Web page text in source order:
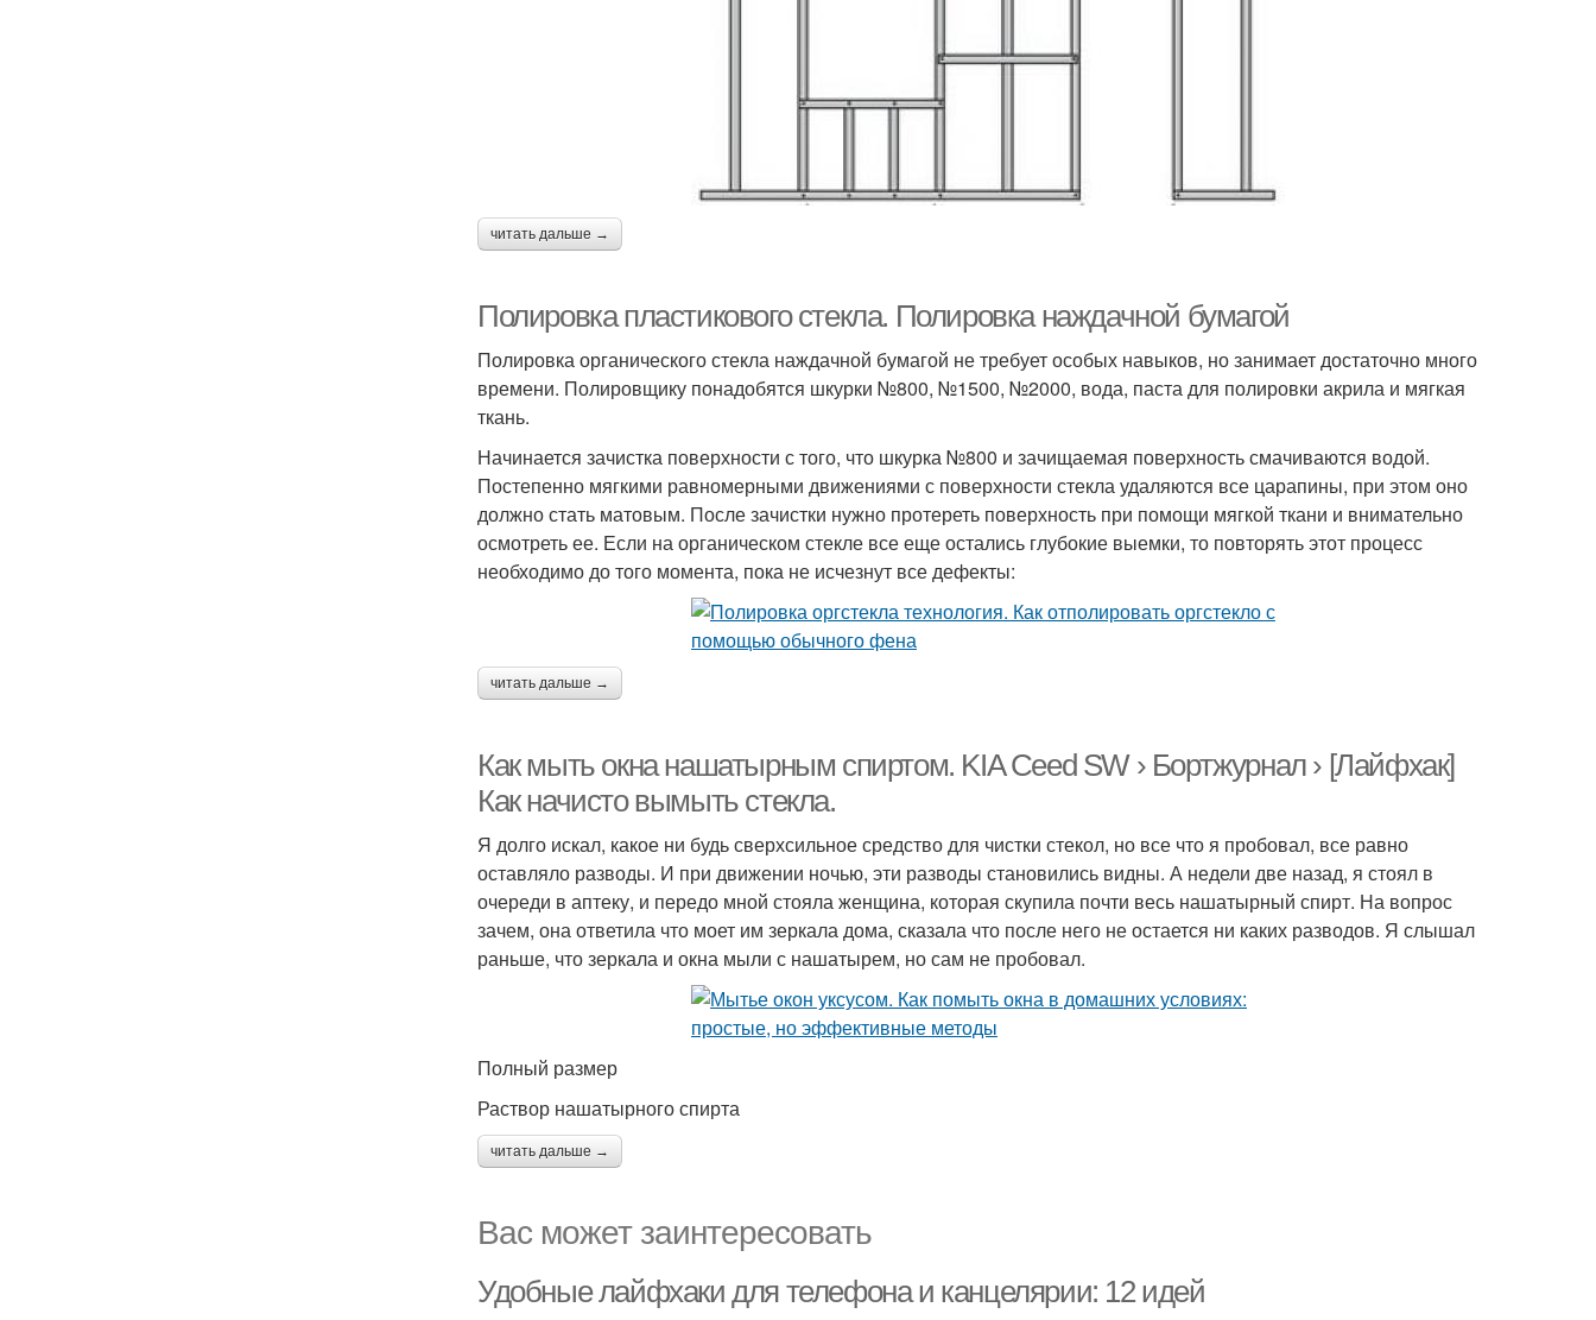
читать дальше →
Полировка пластикового стекла. Полировка наждачной бумагой
Полировка органического стекла наждачной бумагой не требует особых навыков, но занимает достаточно много
времени. Полировщику понадобятся шкурки №800, №1500, №2000, вода, паста для полировки акрила и мягкая
ткань.
Начинается зачистка поверхности с того, что шкурка №800 и зачищаемая поверхность смачиваются водой.
Постепенно мягкими равномерными движениями с поверхности стекла удаляются все царапины, при этом оно
должно стать матовым. После зачистки нужно протереть поверхность при помощи мягкой ткани и внимательно
осмотреть ее. Если на органическом стекле все еще остались глубокие выемки, то повторять этот процесс
необходимо до того момента, пока не исчезнут все дефекты:
читать дальше →
Как мыть окна нашатырным спиртом. KIA Ceed SW › Бортжурнал › [Лайфхак]
Как начисто вымыть стекла.
Я долго искал, какое ни будь сверхсильное средство для чистки стекол, но все что я пробовал, все равно
оставляло разводы. И при движении ночью, эти разводы становились видны. А недели две назад, я стоял в
очереди в аптеку, и передо мной стояла женщина, которая скупила почти весь нашатырный спирт. На вопрос
зачем, она ответила что моет им зеркала дома, сказала что после него не остается ни каких разводов. Я слышал
раньше, что зеркала и окна мыли с нашатырем, но сам не пробовал.
Полный размер
Раствор нашатырного спирта
читать дальше →
Вас может заинтересовать
Удобные лайфхаки для телефона и канцелярии: 12 идей